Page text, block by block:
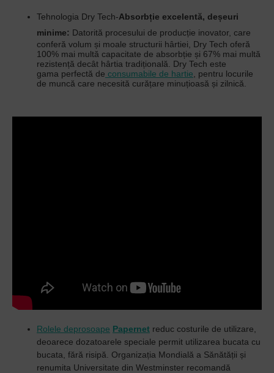
Tehnologia Dry Tech-Absorbție excelentă, deșeuri
minime: Datorită procesului de producție inovator, care
conferă volum și moale structurii hârtiei, Dry Tech oferă
100% mai multă capacitate de absorbție și 67% mai multă
rezistență decât hârtia tradițională. Dry Tech este
gama perfectă de consumabile de hartie , pentru locurile
de muncă care necesită curățare minuțioasă și zilnică.
Rolele deprosoape Papernet reduc costurile de utilizare,
deoarece dozatoarele speciale permit utilizarea bucata cu
bucata, fără risipă. Organizația Mondială a Sănătății și
renumita Universitate din Westminster recomandă